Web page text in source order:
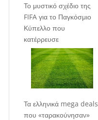
Το μυστικό σχέδιο της
FIFA για το Παγκόσμιο
Κύπελλο που
κατέρρευσε
Τα ελληνικά mega deals
που «ταρακούνησαν»